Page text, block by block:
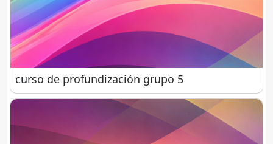
curso de profundización grupo 5
curso de profundización grupo 5